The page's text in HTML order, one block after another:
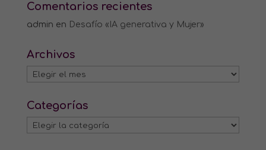
Comentarios recientes
admin en Desafío «IA generativa y Mujer»
Archivos
Archivos
Categorías
Categorías